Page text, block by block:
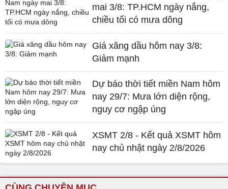
mai 3/8: TP.HCM ngày nắng,
chiều tối có mưa dông
Giá xăng dầu hôm nay 3/8:
Giảm mạnh
Dự báo thời tiết miền Nam hôm
nay 29/7: Mưa lớn diện rộng,
nguy cơ ngập úng
XSMT 2/8 - Kết quả XSMT hôm
nay chủ nhật ngày 2/8/2026